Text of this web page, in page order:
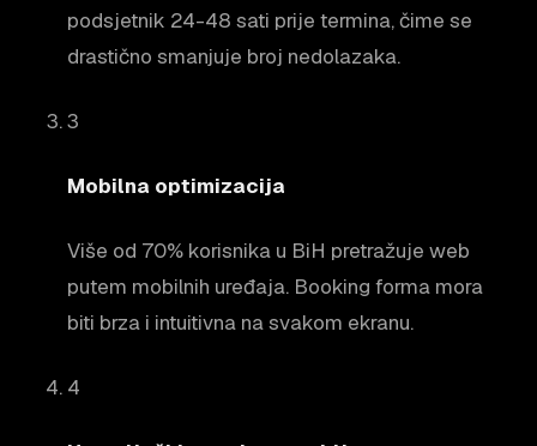
podsjetnik 24-48 sati prije termina, čime se
drastično smanjuje broj nedolazaka.
3
Mobilna optimizacija
Više od 70% korisnika u BiH pretražuje web
putem mobilnih uređaja. Booking forma mora
biti brza i intuitivna na svakom ekranu.
4